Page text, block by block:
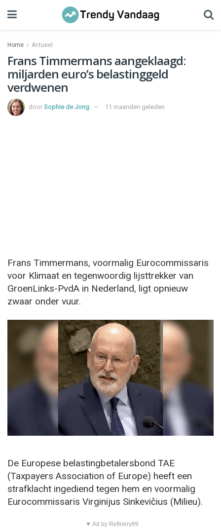
Home Actueel
Frans Timmermans aangeklaagd:
miljarden euro’s belastinggeld
verdwenen
door Sophie de Jong 11 maanden geleden
Frans Timmermans, voormalig Eurocommissaris
voor Klimaat en tegenwoordig lijsttrekker van
GroenLinks-PvdA in Nederland, ligt opnieuw
zwaar onder vuur.
De Europese belastingbetalersbond TAE
(Taxpayers Association of Europe) heeft een
strafklacht ingediend tegen hem en voormalig
Eurocommissaris Virginijus Sinkevičius (Milieu).
▼ Ad by Refinery89